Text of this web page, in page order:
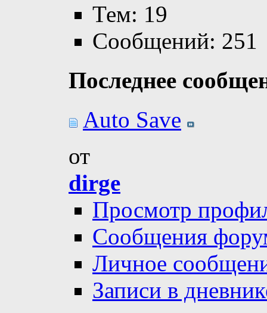
Тем: 19
Сообщений: 251
Последнее
Auto Save
от
dirge
Просмотр
Сообщения
Личное
Записи в